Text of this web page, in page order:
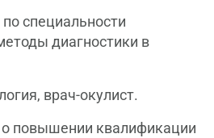
специальности
диагностики в
врач-окулист.
повышении квалификации